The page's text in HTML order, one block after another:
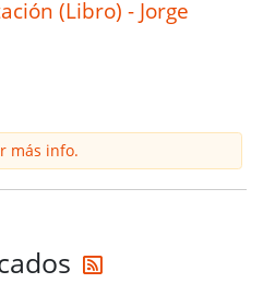
(Libro) - Jorge
más info.